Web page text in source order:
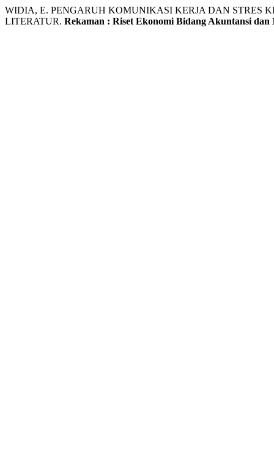
WIDIA, E. PENGARUH KOMUNIKASI KERJA DAN STRES
LITERATUR. Rekaman : Riset Ekonomi Bidang Akuntansi dan